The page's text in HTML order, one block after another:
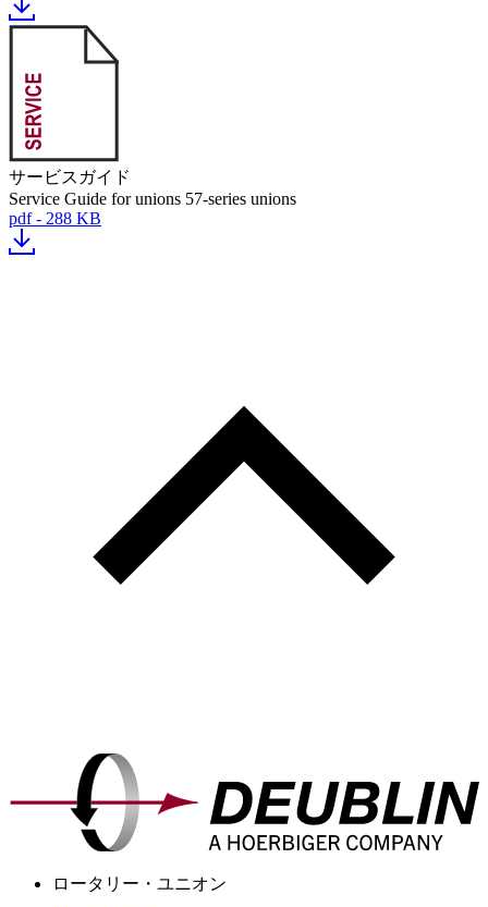
サービスガイド
Service Guide for unions 57-series unions
pdf - 288 KB
ロータリー・ユニオン